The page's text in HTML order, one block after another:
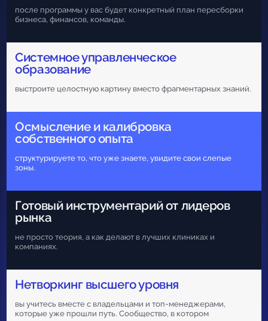
Системное управленческое
образование
выстроите целостную картину вместо фрагментарных знаний.
Осмысление и калибровка
собственного опыта
структурируете то, что уже знаете, увидите свои слепые
зоны.
Готовый инструментарий от лидеров
рынка
не просто теория, а как делают в лучших клиниках и
компаниях.
после программы у вас будет конкретный план пересборки
бизнеса, финансов, команды.
Нетворкинг высшего уровня
вы учитесь вместе с владельцами и топ-менеджерами,
которые уже прошли путь. Сообщество, в котором